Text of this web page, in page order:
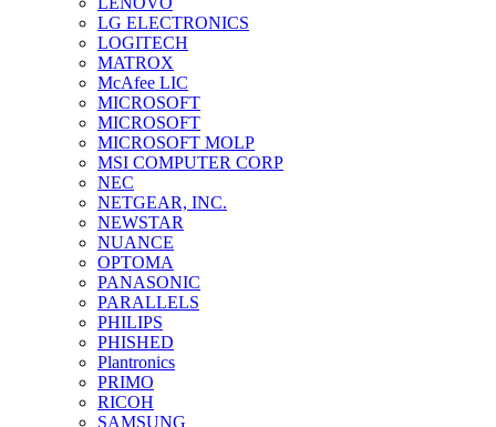
LG ELECTRONICS
LOGITECH
MATROX
McAfee LIC
MICROSOFT
MICROSOFT
MICROSOFT MOLP
MSI COMPUTER CORP
NEC
NETGEAR, INC.
NEWSTAR
NUANCE
OPTOMA
PANASONIC
PARALLELS
PHILIPS
PHISHED
Plantronics
PRIMO
RICOH
SAMSUNG